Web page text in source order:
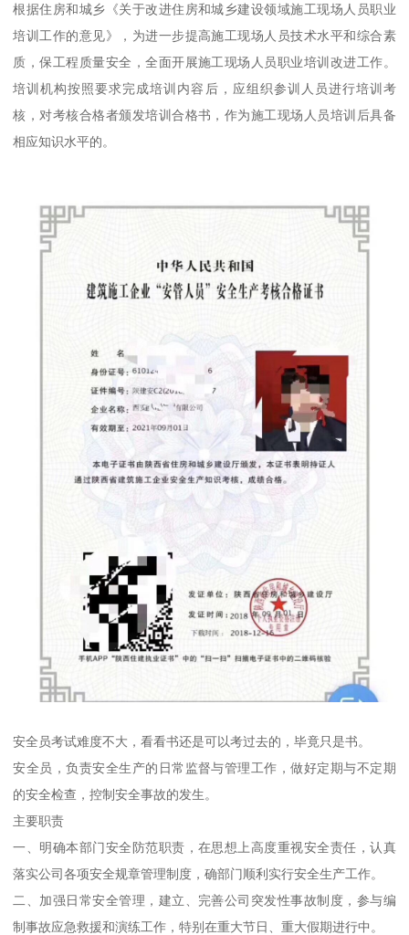
根据住房和城乡《关于改进住房和城乡建设领域施工现场人员职业
培训工作的意见》，为进一步提高施工现场人员技术水平和综合素
质，保工程质量安全，全面开展施工现场人员职业培训改进工作。
培训机构按照要求完成培训内容后，应组织参训人员进行培训考
核，对考核合格者颁发培训合格书，作为施工现场人员培训后具备
相应知识水平的。
安全员考试难度不大，看看书还是可以考过去的，毕竟只是书。
安全员，负责安全生产的日常监督与管理工作，做好定期与不定期
的安全检查，控制安全事故的发生。
主要职责
一、明确本部门安全防范职责，在思想上高度重视安全责任，认真
落实公司各项安全规章管理制度，确部门顺利实行安全生产工作。
二、加强日常安全管理，建立、完善公司突发性事故制度，参与编
制事故应急救援和演练工作，特别在重大节日、重大假期进行中。